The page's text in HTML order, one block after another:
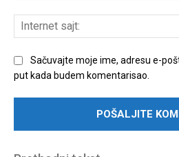
Sačuvajte moje ime, adresu e-
put kada budem komentarisao.